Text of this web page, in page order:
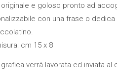
e goloso pronto ad
con una frase o dedica
cm 15 x 8
verrà lavorata ed inviata al